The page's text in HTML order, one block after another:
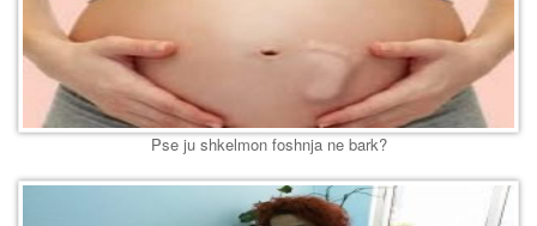
Pse ju shkelmon foshnja ne bark?